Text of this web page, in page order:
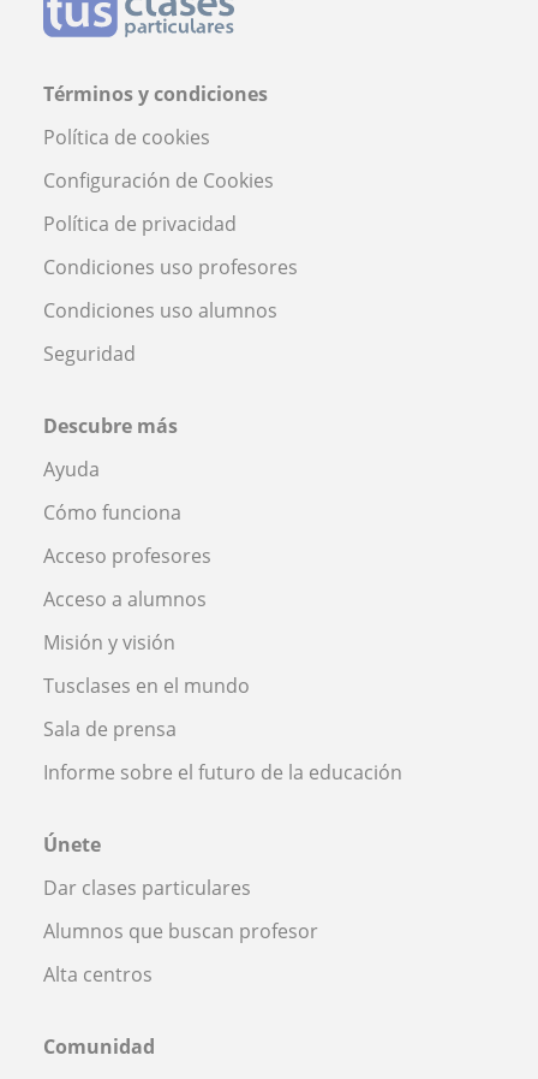
Términos y condiciones
Política de cookies
Configuración de Cookies
Política de privacidad
Condiciones uso profesores
Condiciones uso alumnos
Seguridad
Descubre más
Ayuda
Cómo funciona
Acceso profesores
Acceso a alumnos
Misión y visión
Tusclases en el mundo
Sala de prensa
Informe sobre el futuro de la educación
Únete
Dar clases particulares
Alumnos que buscan profesor
Alta centros
Comunidad